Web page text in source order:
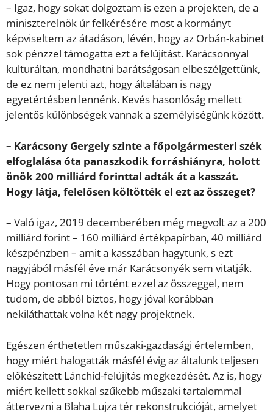
– Igaz, hogy sokat dolgoztam is ezen a projekten, de a
miniszterelnök úr felkérésére most a kormányt
képviseltem az átadáson, lévén, hogy az Orbán-kabinet
sok pénzzel támogatta ezt a felújítást. Karácsonnyal
kulturáltan, mondhatni barátságosan elbeszélgettünk,
de ez nem jelenti azt, hogy általában is nagy
egyetértésben lennénk. Kevés hasonlóság mellett
jelentős különbségek vannak a személyiségünk között.
– Karácsony Gergely szinte a főpolgármesteri szék
elfoglalása óta panaszkodik forráshiányra, holott
önök 200 milliárd forinttal adták át a kasszát.
Hogy látja, felelősen költötték el ezt az összeget?
– Való igaz, 2019 decemberében még megvolt az a 200
milliárd forint – 160 milliárd értékpapírban, 40 milliárd
készpénzben – amit a kasszában hagytunk, s ezt
nagyjából másfél éve már Karácsonyék sem vitatják.
Hogy pontosan mi történt ezzel az összeggel, nem
tudom, de abból biztos, hogy jóval korábban
nekiláthattak volna két nagy projektnek.
Egészen érthetetlen műszaki-gazdasági értelemben,
hogy miért halogatták másfél évig az általunk teljesen
előkészített Lánchíd-felújítás megkezdését. Az is, hogy
miért kellett sokkal szűkebb műszaki tartalommal
áttervezni a Blaha Lujza tér rekonstrukcióját, amelyet